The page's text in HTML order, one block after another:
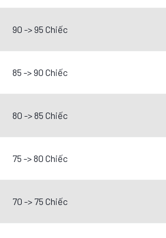
90 -> 95 Chiếc
85 -> 90 Chiếc
80 -> 85 Chiếc
75 -> 80 Chiếc
70 -> 75 Chiếc